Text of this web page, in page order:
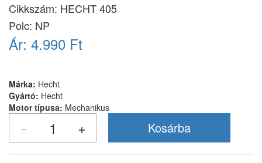
Cikkszám: HECHT 405
Polc: NP
Ár: 4.990 Ft
Márka: Hecht
Gyártó: Hecht
Motor típusa: Mechanikus